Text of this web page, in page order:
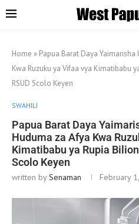
Home » Papua Barat Daya
Kwa Ruzuku ya Vifaa vya Kimatibabu
RSUD Scolo Keyen
SWAHILI
Papua Barat Daya
Huduma za Afya Kwa
Kimatibabu ya Rupia
Scolo Keyen
written bySenaman February